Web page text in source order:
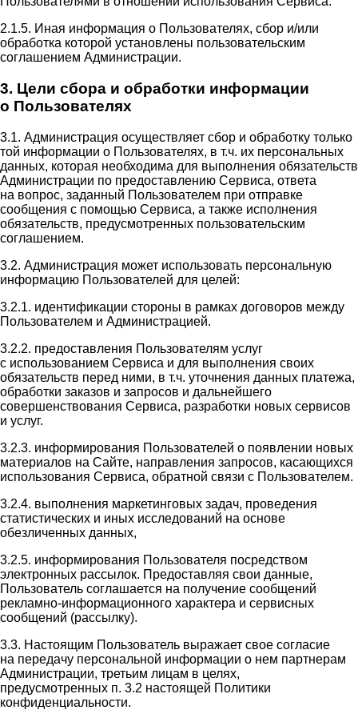
2.1.5. Иная информация о Пользователях, сбор и/или
обработка которой установлены пользовательским
соглашением Администрации.
3. Цели сбора и обработки информации
о Пользователях
3.1. Администрация осуществляет сбор и обработку только
той информации о Пользователях, в т.ч. их персональных
данных, которая необходима для выполнения обязательств
Администрации по предоставлению Сервиса, ответа
на вопрос, заданный Пользователем при отправке
сообщения с помощью Сервиса, а также исполнения
обязательств, предусмотренных пользовательским
соглашением.
3.2. Администрация может использовать персональную
информацию Пользователей для целей:
3.2.1. идентификации стороны в рамках договоров между
Пользователем и Администрацией.
3.2.2. предоставления Пользователям услуг
с использованием Сервиса и для выполнения своих
обязательств перед ними, в т.ч. уточнения данных платежа,
обработки заказов и запросов и дальнейшего
совершенствования Сервиса, разработки новых сервисов
и услуг.
3.2.3. информирования Пользователей о появлении новых
материалов на Сайте, направления запросов, касающихся
использования Сервиса, обратной связи с Пользователем.
3.2.4. выполнения маркетинговых задач, проведения
статистических и иных исследований на основе
обезличенных данных,
3.2.5. информирования Пользователя посредством
электронных рассылок. Предоставляя свои данные,
Пользователь соглашается на получение сообщений
рекламно-информационного характера и сервисных
сообщений (рассылку).
3.3. Настоящим Пользователь выражает свое согласие
на передачу персональной информации о нем партнерам
Администрации, третьим лицам в целях,
предусмотренных п. 3.2 настоящей Политики
конфиденциальности.